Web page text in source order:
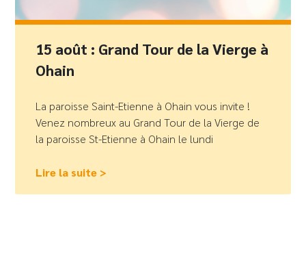
15 août : Grand Tour de la Vierge à
Ohain
La paroisse Saint-Etienne à Ohain vous invite !
Venez nombreux au Grand Tour de la Vierge de
la paroisse St-Etienne à Ohain le lundi
Lire la suite >